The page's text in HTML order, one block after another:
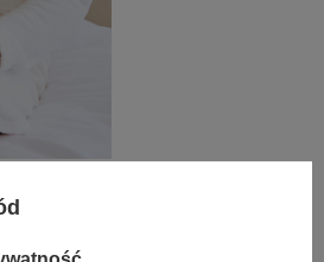
raz na kilka długich lat.